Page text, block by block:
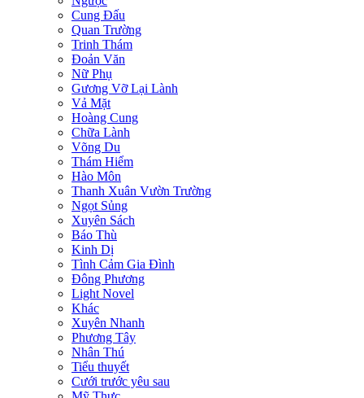
Cung Đấu
Quan Trường
Trinh Thám
Đoản Văn
Nữ Phụ
Gương Vỡ Lại Lành
Vả Mặt
Hoàng Cung
Chữa Lành
Võng Du
Thám Hiểm
Hào Môn
Thanh Xuân Vườn Trường
Ngọt Sủng
Xuyên Sách
Báo Thù
Kinh Dị
Tình Cảm Gia Đình
Đông Phương
Light Novel
Khác
Xuyên Nhanh
Phương Tây
Nhân Thú
Tiểu thuyết
Cưới trước yêu sau